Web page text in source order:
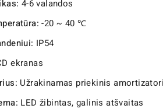
4-6 valandos
-20 ~ 40 ℃
IP54
ekranas
Užrakinamas priekinis
LED žibintas, galinis atšvaitas